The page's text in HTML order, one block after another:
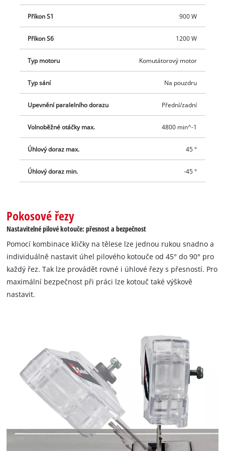
Příkon S1 900 W
Příkon S6 1200 W
Typ motoru Komutátorový motor
Typ sání Na pouzdru
Upevnění paralelního dorazu Přední/zadní
Volnoběžné otáčky max. 4800 min^-1
Úhlový doraz max. 45 °
Úhlový doraz min. -45 °
Pokosové řezy
Nastavitelné pilové kotouče: přesnost a bezpečnost
Pomocí kombinace kličky na tělese lze jednou rukou snadno a
individuálně nastavit úhel pilového kotouče od 45° do 90° pro
každý řez. Tak lze provádět rovné i úhlové řezy s přesností. Pro
maximální bezpečnost při práci lze kotouč také výškově
nastavit.